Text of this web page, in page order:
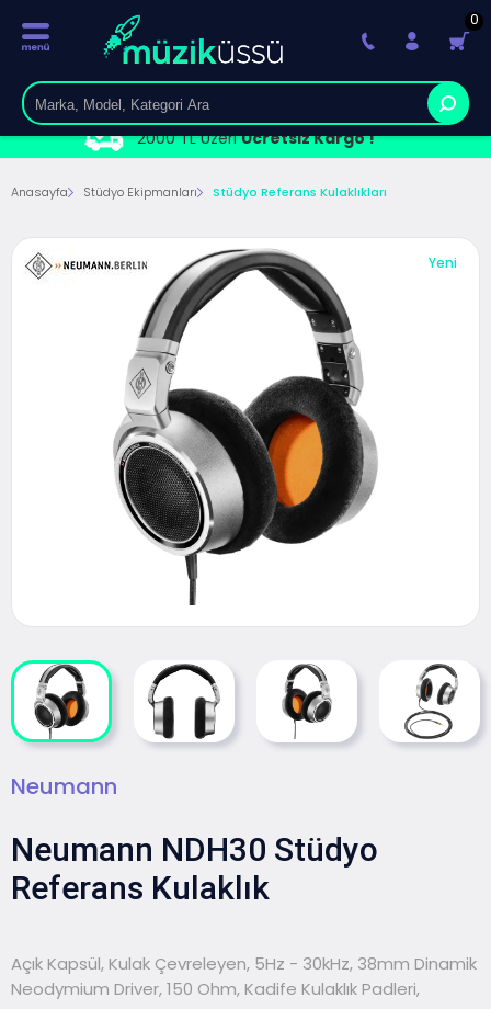
2000 TL ÜzeriÜcretsiz Kargo !
0
Anasayfa Stüdyo Ekipmanları Stüdyo Referans Kulaklıkları
Yeni
Neumann
Neumann NDH30 Stüdyo
Referans Kulaklık
Açık Kapsül, Kulak Çevreleyen, 5Hz - 30kHz, 38mm Dinamik
Neodymium Driver, 150 Ohm, Kadife Kulaklık Padleri,